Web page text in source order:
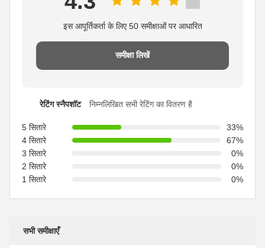
इस आपूर्तिकर्ता के लिए 50 समीक्षाओं पर आधारित
समीक्षा लिखें
रेटिंग स्नैपशॉट निम्नलिखित सभी रेटिंग का वितरण है
5 सितारे
33%
4 सितारे
67%
3 सितारे
0%
2 सितारे
0%
1 सितारे
0%
सभी समीक्षाएँ